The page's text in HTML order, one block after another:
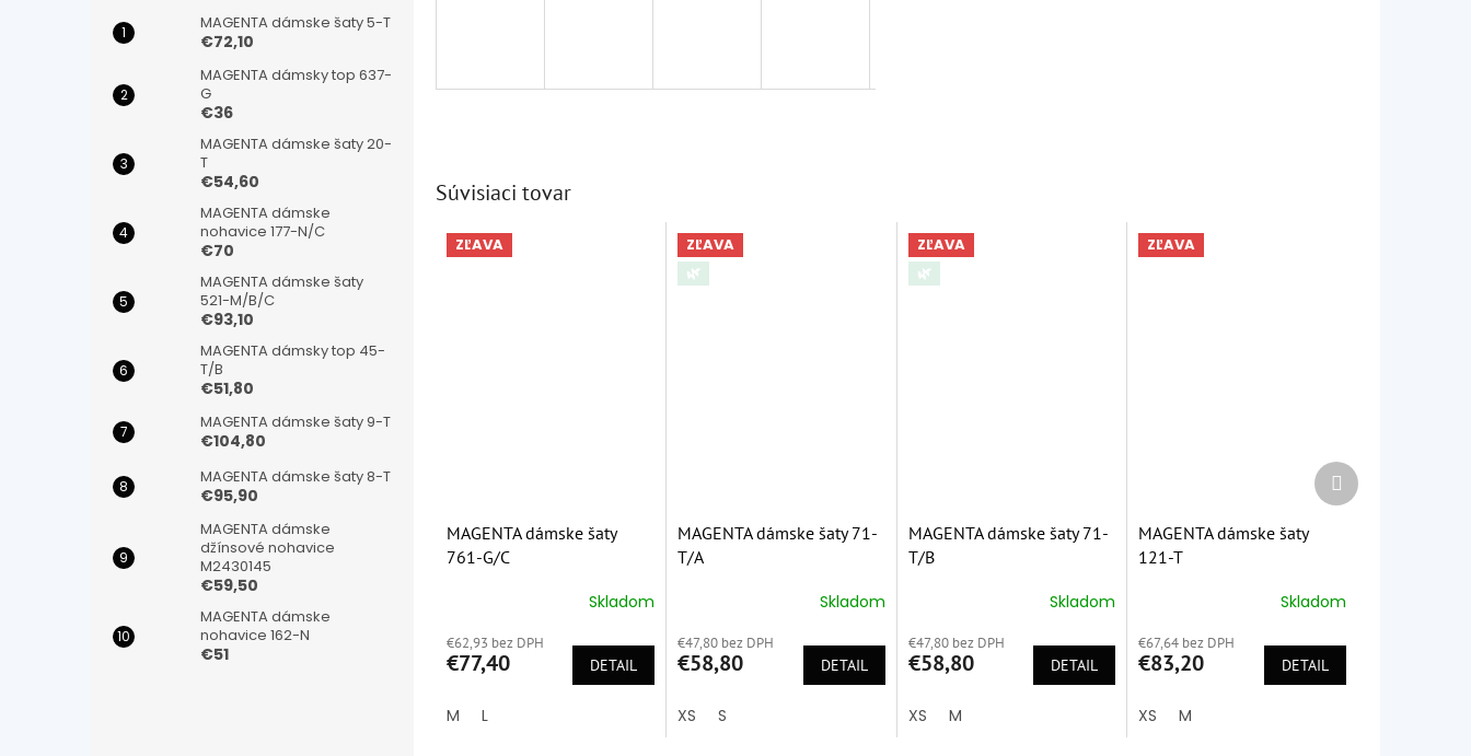
MAGENTA dámske šaty 5-T
€72,10
MAGENTA dámsky top 637-
G
€36
MAGENTA dámske šaty 20-
T
€54,60
MAGENTA dámske
nohavice 177-N/C
€70
MAGENTA dámske šaty
521-M/B/C
€93,10
MAGENTA dámsky top 45-
T/B
€51,80
MAGENTA dámske šaty 9-T
€104,80
MAGENTA dámske šaty 8-T
€95,90
MAGENTA dámske
džínsové nohavice
M2430145
€59,50
MAGENTA dámske
nohavice 162-N
€51
Súvisiaci tovar
ZĽAVA
MAGENTA dámske šaty
761-G/C
produktu
je
z
Skladom
€62,93 bez DPH
€77,40 DETAIL
M L
ZĽAVA
🌿
MAGENTA dámske šaty 71-
T/A
produktu
je
z
Skladom
€47,80 bez DPH
€58,80 DETAIL
XS S
ZĽAVA
🌿
MAGENTA dámske šaty 71-
T/B
produktu
je
z
Skladom
€47,80 bez DPH
€58,80 DETAIL
XS M
ZĽAVA
MAGENTA dámske šaty
121-T
produktu
je
z
Skladom
€67,64 bez DPH
€83,20 DETAIL
XS M
Ďalší
produkt